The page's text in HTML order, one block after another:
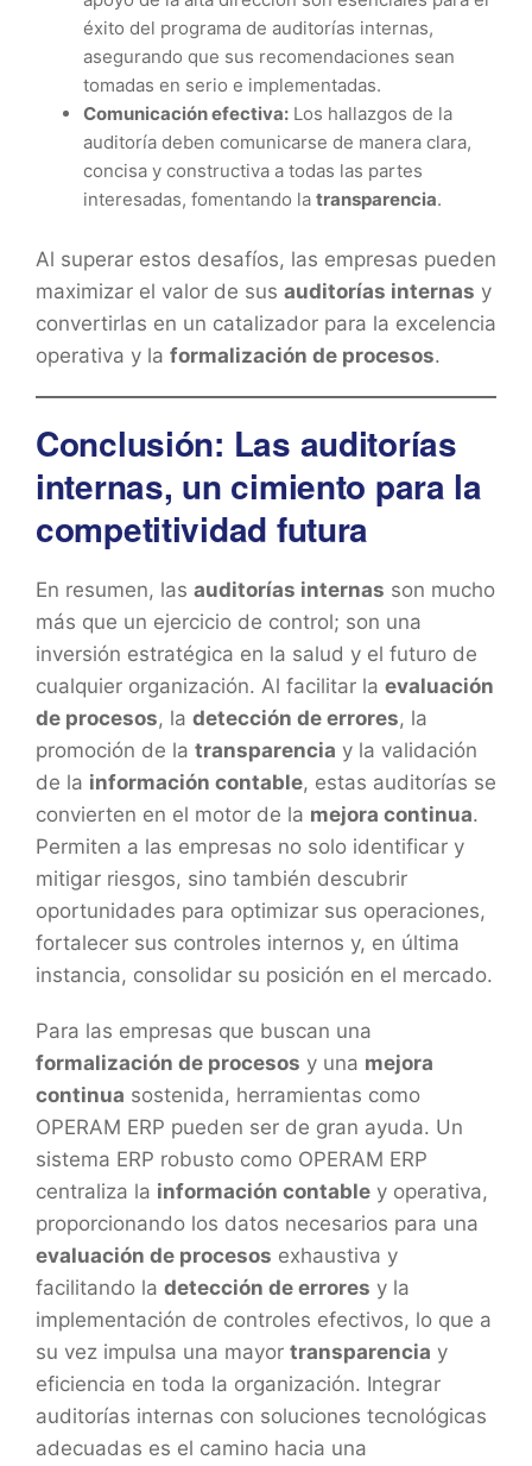
éxito del programa de auditorías internas,
asegurando que sus recomendaciones sean
tomadas en serio e implementadas.
Comunicación efectiva: Los hallazgos de la
auditoría deben comunicarse de manera clara,
concisa y constructiva a todas las partes
interesadas, fomentando la transparencia.
Al superar estos desafíos, las empresas pueden
maximizar el valor de sus auditorías internas y
convertirlas en un catalizador para la excelencia
operativa y la formalización de procesos.
Conclusión: Las auditorías
internas, un cimiento para la
competitividad futura
En resumen, las auditorías internas son mucho
más que un ejercicio de control; son una
inversión estratégica en la salud y el futuro de
cualquier organización. Al facilitar la evaluación
de procesos, la detección de errores, la
promoción de la transparencia y la validación
de la información contable, estas auditorías se
convierten en el motor de la mejora continua.
Permiten a las empresas no solo identificar y
mitigar riesgos, sino también descubrir
oportunidades para optimizar sus operaciones,
fortalecer sus controles internos y, en última
instancia, consolidar su posición en el mercado.
Para las empresas que buscan una
formalización de procesos y una mejora
continua sostenida, herramientas como
OPERAM ERP pueden ser de gran ayuda. Un
sistema ERP robusto como OPERAM ERP
centraliza la información contable y operativa,
proporcionando los datos necesarios para una
evaluación de procesos exhaustiva y
facilitando la detección de errores y la
implementación de controles efectivos, lo que a
su vez impulsa una mayor transparencia y
eficiencia en toda la organización. Integrar
auditorías internas con soluciones tecnológicas
adecuadas es el camino hacia una